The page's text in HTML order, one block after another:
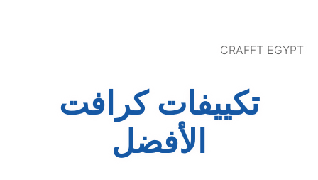
CRAFFT EGYPT
تكييفات كرافت
الأفضل